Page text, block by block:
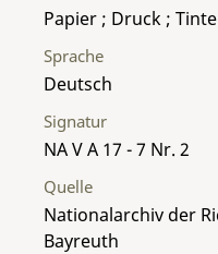
Papier ; Druck ;
Sprache
Deutsch
Signatur
NA V A 17 - 7 Nr. 2
Quelle
Nationalarchiv der
Bayreuth